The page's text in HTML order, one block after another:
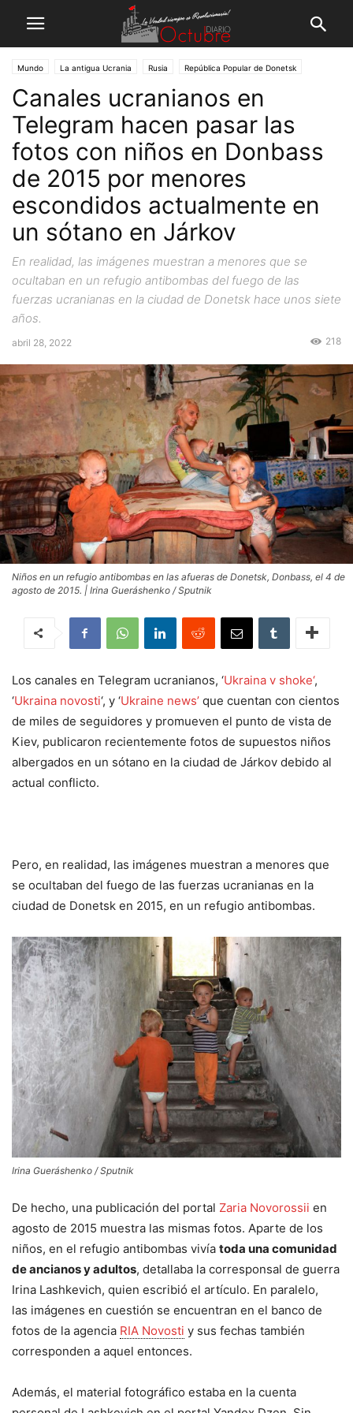
Mundo La antigua Ucrania Rusia República Popular de Donetsk
República Popular de Lugansk
Canales ucranianos en
Telegram hacen pasar las
fotos con niños en Donbass
de 2015 por menores
escondidos actualmente en
un sótano en Járkov
En realidad, las imágenes muestran a menores que se
ocultaban en un refugio antibombas del fuego de las
fuerzas ucranianas en la ciudad de Donetsk hace unos siete
años.
abril 28, 2022 218
Niños en un refugio antibombas en las afueras de Donetsk, Donbass, el 4 de
agosto de 2015. | Irina Gueráshenko / Sputnik
Los canales en Telegram ucranianos, ‘Ukraina v shoke‘,
‘Ukraina novosti‘, y ‘Ukraine news’ que cuentan con cientos
de miles de seguidores y promueven el punto de vista de
Kiev, publicaron recientemente fotos de supuestos niños
albergados en un sótano en la ciudad de Járkov debido al
actual conflicto.
Pero, en realidad, las imágenes muestran a menores que
se ocultaban del fuego de las fuerzas ucranianas en la
ciudad de Donetsk en 2015, en un refugio antibombas.
Irina Gueráshenko / Sputnik
De hecho, una publicación del portal Zaria Novorossii en
agosto de 2015 muestra las mismas fotos. Aparte de los
niños, en el refugio antibombas vivía toda una comunidad
de ancianos y adultos, detallaba la corresponsal de guerra
Irina Lashkevich, quien escribió el artículo. En paralelo,
las imágenes en cuestión se encuentran en el banco de
fotos de la agencia RIA Novosti y sus fechas también
corresponden a aquel entonces.
Además, el material fotográfico estaba en la cuenta